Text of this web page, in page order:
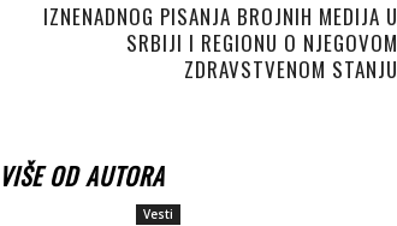
IZNENADNOG PISANJA BROJNIH MEDIJA U
SRBIJI I REGIONU O NJEGOVOM
ZDRAVSTVENOM STANJU
VIŠE OD AUTORA
Vesti